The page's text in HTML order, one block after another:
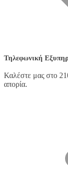
Τηλεφωνική
Καλέστε μας στο
απορία.